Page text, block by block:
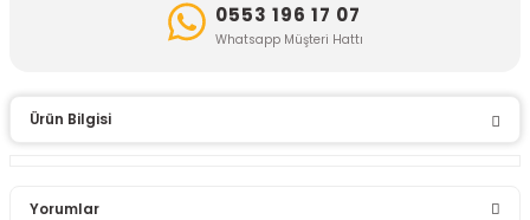
0553 196 17 07
Whatsapp Müşteri Hattı
Ürün Bilgisi
Yorumlar